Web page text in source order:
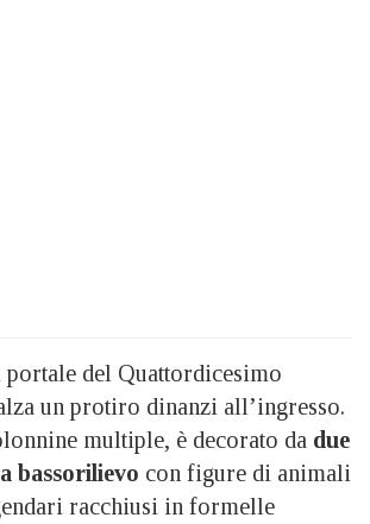
del Quattordicesimo
un protiro dinanzi all’ingresso.
multiple, è decorato da due
bassorilievo con figure di animali
racchiusi in formelle